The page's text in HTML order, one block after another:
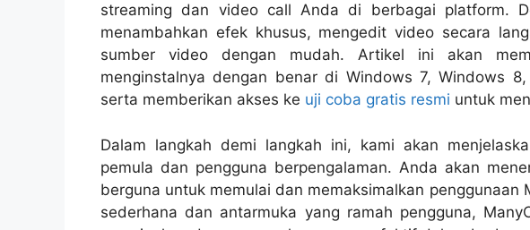
streaming dan video call Anda di berbagai platform.
menambahkan efek khusus, mengedit video secara
sumber video dengan mudah. Artikel ini akan
menginstalnya dengan benar di Windows 7, Windows
serta memberikan akses ke uji coba gratis resmi untuk
Dalam langkah demi langkah ini, kami akan
pemula dan pengguna berpengalaman. Anda akan
berguna untuk memulai dan memaksimalkan penggunaan
sederhana dan antarmuka yang ramah pengguna,